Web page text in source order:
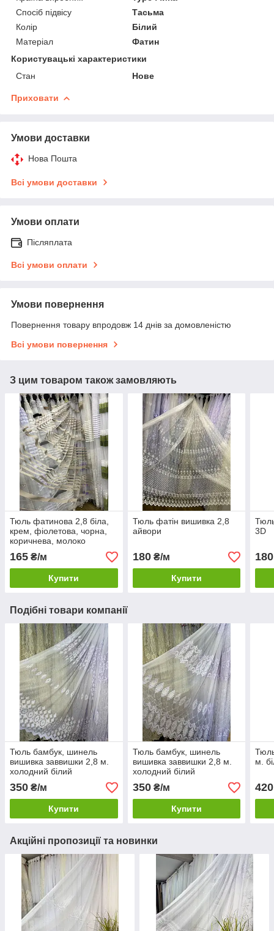
Спосіб підвісу
Тасьма
Колір
Білий
Матеріал
Фатин
Користувацькі характеристики
Стан
Нове
Приховати
Умови доставки
Нова Пошта
Всі умови доставки
Умови оплати
Післяплата
Всі умови оплати
Умови повернення
Повернення товару впродовж 14 днів за домовленістю
Всі умови повернення
З цим товаром також замовляють
Тюль фатинова 2,8 біла,
крем, фіолетова, чорна,
коричнева, молоко
165 ₴/м
Купити
Тюль фатін вишивка 2,8
айвори
180₴/м
Купити
3D
180
Подібні товари компанії
Тюль бамбук, шинель
вишивка заввишки 2,8 м.
холодний білий
350 ₴/м
Купити
Тюль бамбук, шинель
вишивка заввишки 2,8 м.
холодний білий
350₴/м
Купити
м.
420
Акційні пропозиції та новинки